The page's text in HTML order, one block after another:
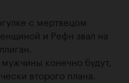
с мертвецом
и Рефн звал на
конечно будут,
второго плана.